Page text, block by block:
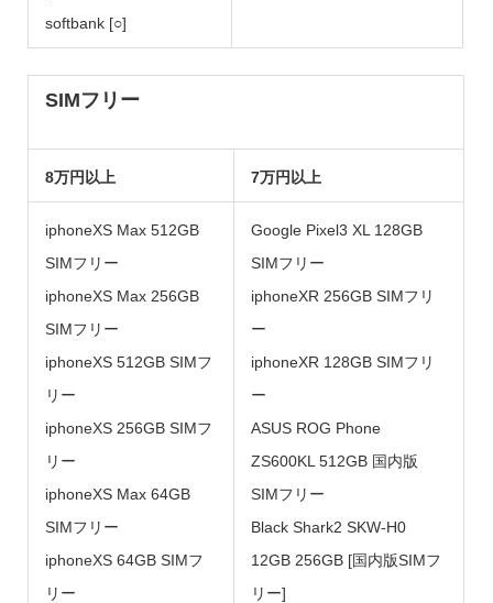
softbank [○]
SIMフリー
8万円以上 7万円以上
iphoneXS Max 512GB
SIMフリー
iphoneXS Max 256GB
SIMフリー
iphoneXS 512GB SIMフ
リー
iphoneXS 256GB SIMフ
リー
iphoneXS Max 64GB
SIMフリー
iphoneXS 64GB SIMフ
リー
Google Pixel3 XL 128GB
SIMフリー
iphoneXR 256GB SIMフリ
ー
iphoneXR 128GB SIMフリ
ー
ASUS ROG Phone
ZS600KL 512GB 国内版
SIMフリー
Black Shark2 SKW-H0
12GB 256GB [国内版SIMフ
リー]